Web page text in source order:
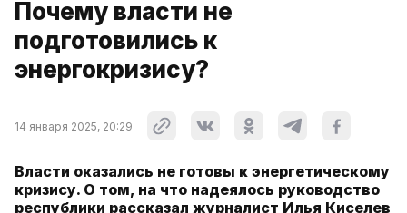
Почему власти не
подготовились к
энергокризису?
14 января 2025, 20:29
Власти оказались не готовы к энергетическому
кризису. О том, на что надеялось руководство
республики рассказал журналист Илья Киселев